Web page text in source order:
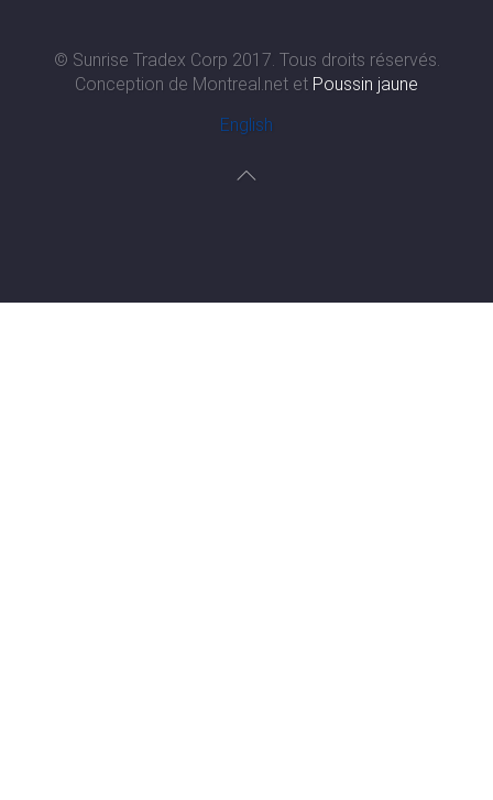
© Sunrise Tradex Corp 2017. Tous droits réservés.
Conception de Montreal.net et Poussin jaune
English